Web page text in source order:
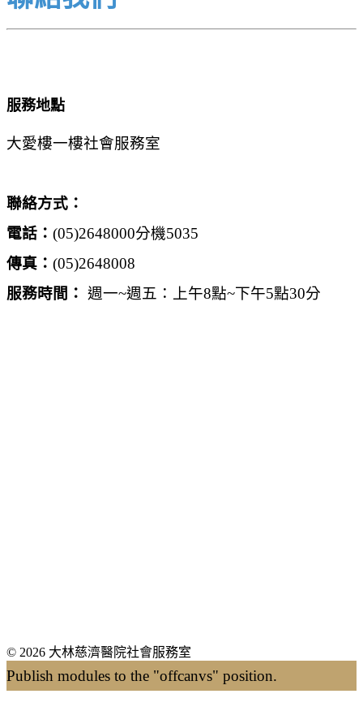
服務地點
大愛樓一樓社會服務室
聯絡方式：
電話： (05)2648000分機5035
傳真： (05)2648008
服務時間： 週一~週五：上午8點~下午5點30分
© 2026 大林慈濟醫院社會服務室
Publish modules to the "offcanvs" position.